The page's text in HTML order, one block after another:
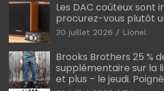
Les DAC coûteux sont
procurez-vous plutôt
30 juillet 2026 Lionel
Brooks Brothers 25 %
supplémentaire sur la
et plus – le jeudi.